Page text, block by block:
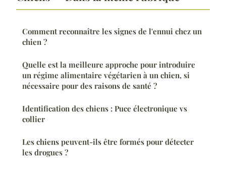
Comment reconnaître les signes de l'ennui chez un
chien ?
Quelle est la meilleure approche pour introduire
un régime alimentaire végétarien à un chien, si
nécessaire pour des raisons de santé ?
Identification des chiens : Puce électronique vs
collier
Les chiens peuvent-ils être formés pour détecter
les drogues ?